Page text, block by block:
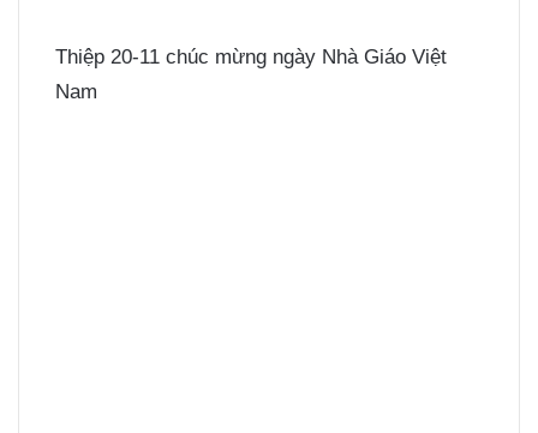
Thiệp 20-11 chúc mừng ngày Nhà Giáo Việt
Nam